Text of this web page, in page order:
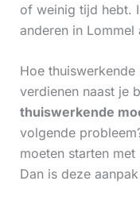
of weinig tijd hebt.
anderen in
Hoe
verdienen naast je
thuiswerkende
volgende
moeten starten
Dan is deze